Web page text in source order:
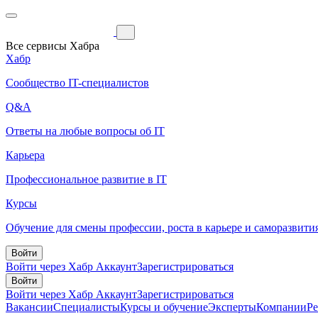
Все сервисы Хабра
Хабр
Сообщество IT-специалистов
Q&A
Ответы на любые вопросы об IT
Карьера
Профессиональное развитие в IT
Курсы
Обучение для смены профессии, роста в карьере и
Войти
Войти через Хабр АккаунтЗарегистрироваться
Войти
Войти через Хабр АккаунтЗарегистрироваться
ВакансииСпециалистыКурсы и обучениеЭкспертыКомпании